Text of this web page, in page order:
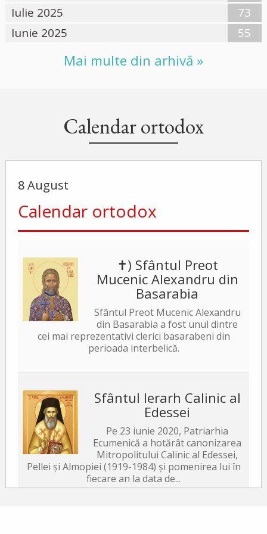
Iulie 2025
73
Iunie 2025
55
Mai multe din arhivă »
Calendar ortodox
8 August
Calendar ortodox
✝) Sfântul Preot
Mucenic Alexandru din
Basarabia
Sfântul Preot Mucenic Alexandru
din Basarabia a fost unul dintre
cei mai reprezentativi clerici basarabeni din
perioada interbelică.
Sfântul Ierarh Calinic al
Edessei
Pe 23 iunie 2020, Patriarhia
Ecumenică a hotărât canonizarea
Mitropolitului Calinic al Edessei,
Pellei și Almopiei (1919-1984) și pomenirea lui în
fiecare an la data de...